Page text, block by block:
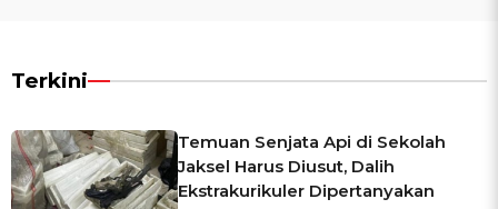
Terkini
Temuan Senjata Api di Sekolah
Jaksel Harus Diusut, Dalih
Ekstrakurikuler Dipertanyakan